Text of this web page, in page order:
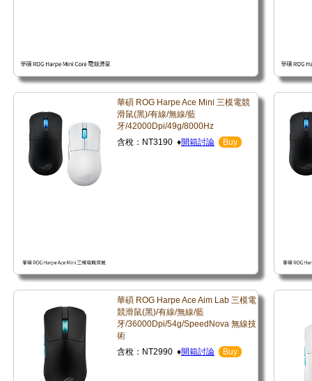
華碩 ROG Harpe Ace Mini 三模電競
滑鼠(黑)/有線/無線/藍
牙/42000Dpi/49g/8000Hz
含稅：NT3190 ♦開箱討論 Buy
華碩 ROG Harpe Ace Aim Lab 三模電
競滑鼠(黑)/有線/無線/藍
牙/36000Dpi/54g/SpeedNova 無線技
術
含稅：NT2990 ♦開箱討論 Buy